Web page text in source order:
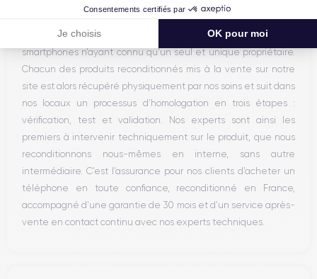
Consentements certifiés par
Je choisis OK pour moi
Bouton Home
Réseau
Vibreur
Prise USB
reconditionnement de téléphones mobiles. Notre service
achat s’approvisionne auprès d’opérateurs qui reprennent des
smartphones n’ayant connu qu’un seul et unique propriétaire.
Chacun des produits reconditionnés mis à la vente sur notre
site est alors récupéré physiquement par nos soins et suit dans
nos locaux un processus d’homologation en trois étapes :
vérification, test et validation. Nos experts sont ainsi les
premiers à intervenir techniquement sur le produit, que nous
reconditionnons nous-mêmes en interne, sans autre
intermédiaire. C’est l’assurance pour nos clients d’acheter un
téléphone en toute confiance, reconditionné en France,
accompagné d’une garantie de 30 mois et d’un service après-
vente en contact continu avec nos experts techniques.